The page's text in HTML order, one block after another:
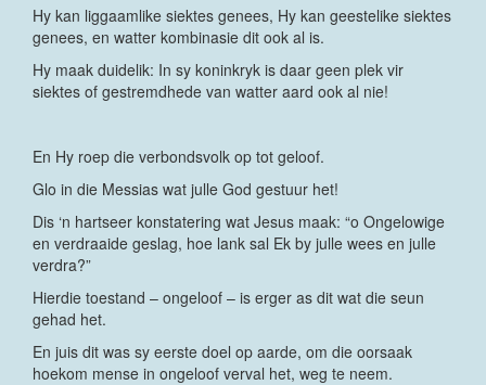
Hy kan liggaamlike siektes genees, Hy kan geestelike siektes
genees, en watter kombinasie dit ook al is.
Hy maak duidelik: In sy koninkryk is daar geen plek vir
siektes of gestremdhede van watter aard ook al nie!
En Hy roep die verbondsvolk op tot geloof.
Glo in die Messias wat julle God gestuur het!
Dis ‘n hartseer konstatering wat Jesus maak: “o Ongelowige
en verdraaide geslag, hoe lank sal Ek by julle wees en julle
verdra?”
Hierdie toestand – ongeloof – is erger as dit wat die seun
gehad het.
En juis dit was sy eerste doel op aarde, om die oorsaak
hoekom mense in ongeloof verval het, weg te neem.